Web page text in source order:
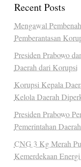
Recent Posts
Mengawal
Pemberantasan
Presiden Prabowo
Daerah dari Korupsi
Korupsi Kepala
Kelola Daerah
Presiden Prabowo
Pemerintahan
CNG 3 Kg Merah
Kemerdekaan